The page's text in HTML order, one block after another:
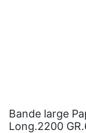
Bande large
Long.2200